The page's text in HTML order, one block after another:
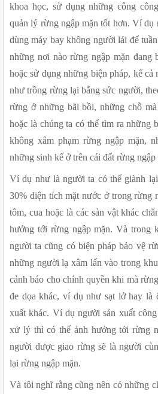
khoa học, sử dụng những công
quản lý rừng ngập mặn tốt hơn. Ví dụ
dùng máy bay không người lái để
những nơi nào rừng ngập mặn đang
hoặc sử dụng những biện pháp, kể cả
như trồng rừng lại bằng sức người,
rừng ở những bãi bồi, những chỗ
hoặc là chúng ta có thể tìm ra những
không xâm phạm rừng ngập mặn,
những sinh kế ở trên cái đất rừng ngập
Ví dụ như là người ta có thể giành
30% diện tích mặt nước ở trong rừng
tôm, cua hoặc là các sản vật khác
hưởng tới rừng ngập mặn. Và trong
người ta cũng có biện pháp bảo vệ
những người lạ xâm lấn vào trong
cảnh báo cho chính quyền khi mà
đe dọa khác, ví dụ như sạt lở hay là
xuất khác. Ví dụ người sản xuất
xử lý thì có thể ảnh hưởng tới rừng
người được giao rừng sẽ là người
lại rừng ngập mặn.
Và tôi nghĩ rằng cũng nên có những